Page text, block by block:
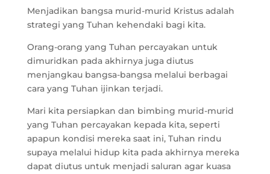
Menjadikan bangsa murid-murid Kristus adalah
strategi yang Tuhan kehendaki bagi kita.
Orang-orang yang Tuhan percayakan untuk
dimuridkan pada akhirnya juga diutus
menjangkau bangsa-bangsa melalui berbagai
cara yang Tuhan ijinkan terjadi.
Mari kita persiapkan dan bimbing murid-murid
yang Tuhan percayakan kepada kita, seperti
apapun kondisi mereka saat ini, Tuhan rindu
supaya melalui hidup kita pada akhirnya mereka
dapat diutus untuk menjadi saluran agar kuasa